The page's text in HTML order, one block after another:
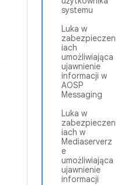
systemu
Luka w
zabezpieczen
iach
umożliwiająca
ujawnienie
informacji w
AOSP
Messaging
Luka w
zabezpieczen
iach w
Mediaserverz
e
umożliwiająca
ujawnienie
informacji